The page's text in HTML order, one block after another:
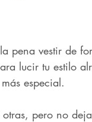
pena vestir de
lucir tu estilo
especial.
pero no